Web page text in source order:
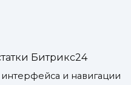
Битрикс24
и навигации